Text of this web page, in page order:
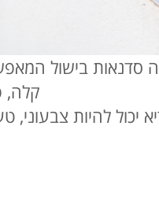
סדנאות בישול
קלה,
יכול להיות